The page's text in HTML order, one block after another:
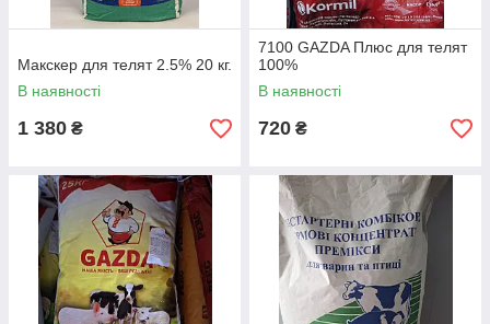
Макскер для телят 2.5% 20 кг.
В наявності
1 380 ₴
7100 GAZDA Плюс для телят
100%
В наявності
720 ₴